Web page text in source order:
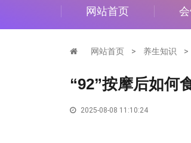
网站首页
网站首页 > 养生知识 >
“92”按摩后如何
2025-08-08 11:10:24